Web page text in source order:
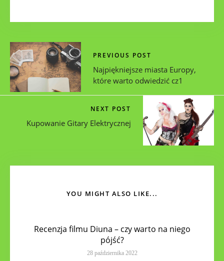
PREVIOUS POST
Najpiękniejsze miasta Europy,
które warto odwiedzić cz1
NEXT POST
Kupowanie Gitary Elektrycznej
YOU MIGHT ALSO LIKE...
Recenzja filmu Diuna – czy warto na niego
pójść?
28 października 2022